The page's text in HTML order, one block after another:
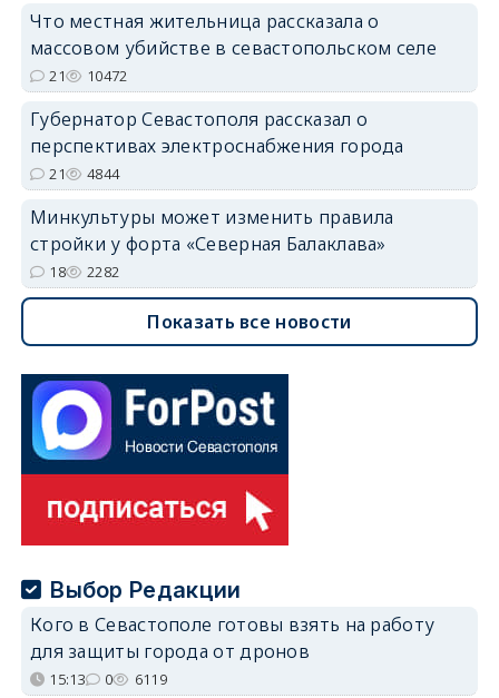
Что местная жительница рассказала о
массовом убийстве в севастопольском селе
21 10472
Губернатор Севастополя рассказал о
перспективах электроснабжения города
21 4844
Минкультуры может изменить правила
стройки у форта «Северная Балаклава»
18 2282
Показать все новости
Выбор Редакции
Кого в Севастополе готовы взять на работу
для защиты города от дронов
15:13 0 6119